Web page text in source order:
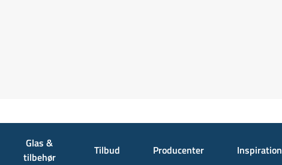
Glas &
tilbehør
Tilbud Producenter Inspiration